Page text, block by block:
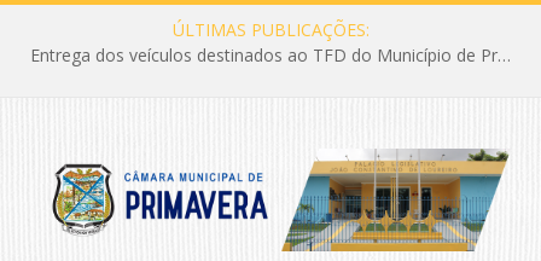
ÚLTIMAS PUBLICAÇÕES:
Entrega dos veículos destinados ao TFD do Município de Primavera